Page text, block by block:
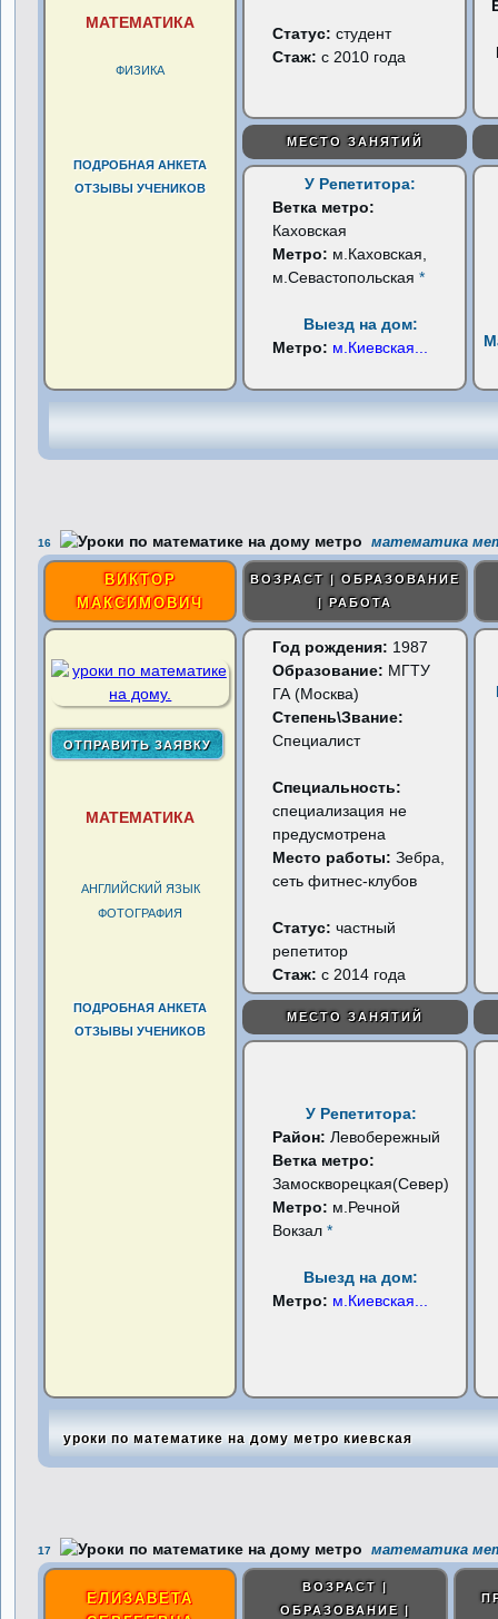
МАТЕМАТИКА
ФИЗИКА
ПОДРОБНАЯ АНКЕТА
ОТЗЫВЫ УЧЕНИКОВ
Статус:студент
Стаж: с 2010 года
МЕСТО ЗАНЯТИЙ
У Репетитора:
Ветка метро:
Каховская
Метро: м.Каховская,
м.Севастопольская*
Выезд на дом:
Метро: м.Киевская
16 математика
ВИКТОР
МАКСИМОВИЧ
ВОЗРАСТ | ОБРАЗОВАНИЕ
| РАБОТА
МАТЕМАТИКА
АНГЛИЙСКИЙ ЯЗЫК
ФОТОГРАФИЯ
ПОДРОБНАЯ АНКЕТА
ОТЗЫВЫ УЧЕНИКОВ
Год рождения: 1987
Образование: МГТУ
ГА (Москва)
Степень\Звание:
Специалист
Специальность:
специализация не
предусмотрена
Место работы: Зебра,
сеть фитнес-клубов
Статус:частный
репетитор
Стаж: с 2014 года
МЕСТО ЗАНЯТИЙ
У Репетитора:
Район:Левобережный
Ветка метро:
Замоскворецкая(Север)
Метро: м.Речной
Вокзал*
Выезд на дом:
Метро: м.Киевская
уроки по математике на дому метро киевская
17 математика
ЕЛИЗАВЕТА
ВОЗРАСТ |
ОБРАЗОВАНИЕ |